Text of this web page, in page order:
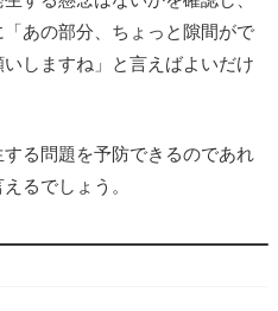
あの部分、ちょっと隙間がで
しますね」と言えばよいだけ
る問題を予防できるのであれ
るでしょう。